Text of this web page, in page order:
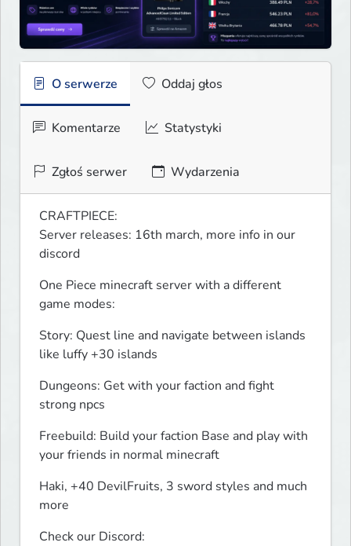
O serwerze Oddaj głos
Komentarze Statystyki
Zgłoś serwer Wydarzenia
CRAFTPIECE:
Server releases: 16th march, more info in our
discord
One Piece minecraft server with a different
game modes:
Story: Quest line and navigate between islands
like luffy +30 islands
Dungeons: Get with your faction and fight
strong npcs
Freebuild: Build your faction Base and play with
your friends in normal minecraft
Haki, +40 DevilFruits, 3 sword styles and much
more
Check our Discord: